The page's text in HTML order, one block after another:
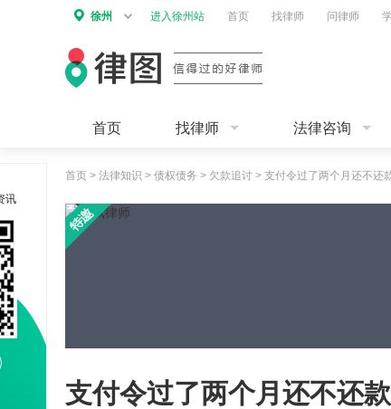
徐州 进入徐州站 首页 找律师 问律师
首页 找律师 法律咨询
首页 > 法律知识 > 债权债务 > 欠款追讨 > 支付令过了两个月还不还
支付令过了两个月还不还
讯